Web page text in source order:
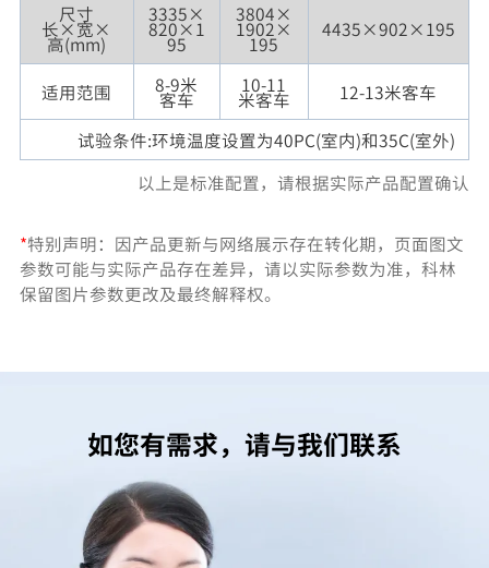
尺寸
长×宽×
高(mm)
3335×
820×1
95
3804×
1902×
195
4435×902×195
适用范围 8-9米
客车
10-11
米客车
12-13米客车
试验条件:环境温度设置为40PC(室内)和35C(室外)
以上是标准配置，请根据实际产品配置确认
*特别声明：因产品更新与网络展示存在转化期，页面图文
参数可能与实际产品存在差异，请以实际参数为准，科林
保留图片参数更改及最终解释权。
如您有需求，请与我们联系